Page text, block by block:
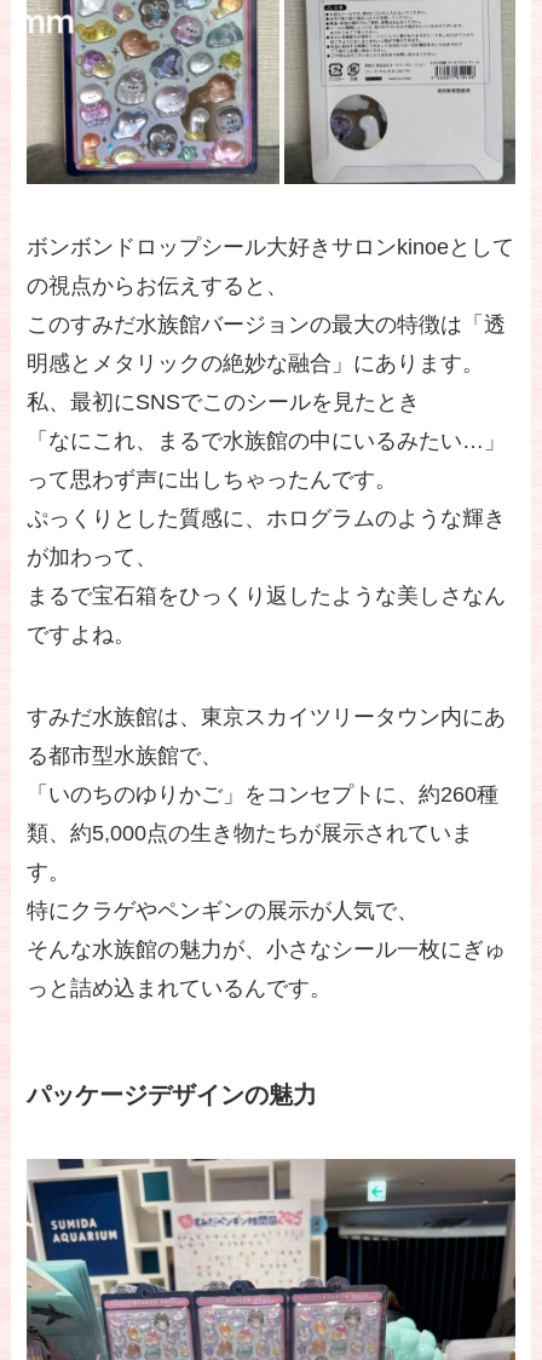
ボンボンドロップシール大好きサロンkinoeとして
の視点からお伝えすると、
このすみだ水族館バージョンの最大の特徴は「透
明感とメタリックの絶妙な融合」にあります。
私、最初にSNSでこのシールを見たとき
「なにこれ、まるで水族館の中にいるみたい…」
って思わず声に出しちゃったんです。
ぷっくりとした質感に、ホログラムのような輝き
が加わって、
まるで宝石箱をひっくり返したような美しさなん
ですよね。
すみだ水族館は、東京スカイツリータウン内にあ
る都市型水族館で、
「いのちのゆりかご」をコンセプトに、約260種
類、約5,000点の生き物たちが展示されていま
す。
特にクラゲやペンギンの展示が人気で、
そんな水族館の魅力が、小さなシール一枚にぎゅ
っと詰め込まれているんです。
パッケージデザインの魅力